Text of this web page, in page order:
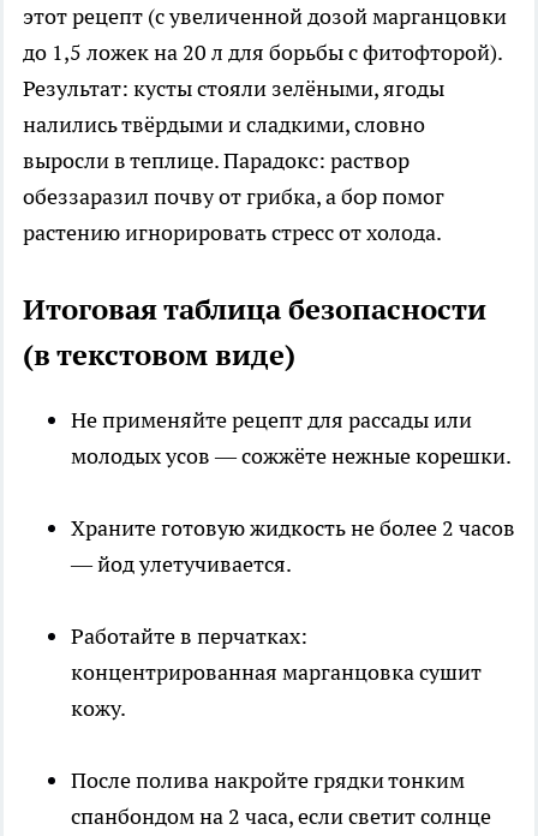
этот рецепт (с увеличенной дозой марганцовки
до 1,5 ложек на 20 л для борьбы с фитофторой).
Результат: кусты стояли зелёными, ягоды
налились твёрдыми и сладкими, словно
выросли в теплице. Парадокс: раствор
обеззаразил почву от грибка, а бор помог
растению игнорировать стресс от холода.
Итоговая таблица безопасности
(в текстовом виде)
Не применяйте рецепт для рассады или
молодых усов — сожжёте нежные корешки.
Храните готовую жидкость не более 2 часов
— йод улетучивается.
Работайте в перчатках:
концентрированная марганцовка сушит
кожу.
После полива накройте грядки тонким
спанбондом на 2 часа, если светит солнце